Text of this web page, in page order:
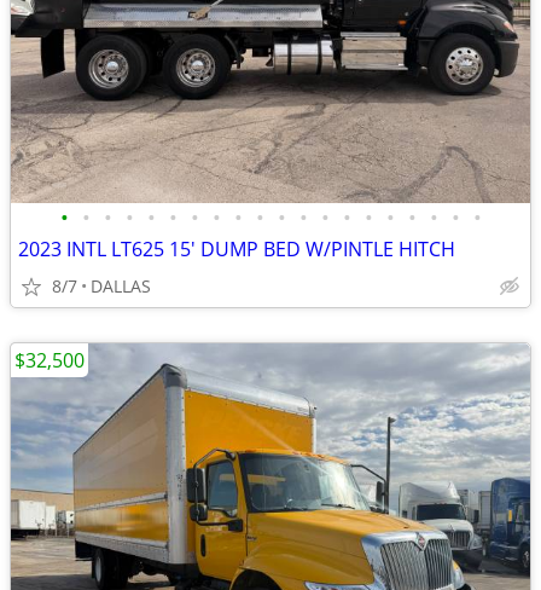
• • • • • • • • • • • • • • • • • • • •
2023 INTL LT625 15' DUMP BED W/PINTLE HITCH
8/7 DALLAS
$32,500